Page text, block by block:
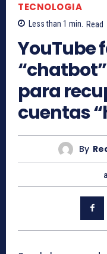
TECNOLOGIA
Less than 1 min. Read
YouTube
para
cuentas
By